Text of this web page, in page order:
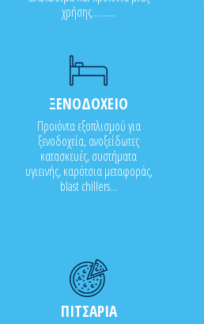
χρήσης..........
ΞΕΝΟΔΟΧΕΙΟ
Προϊόντα εξοπλισμού για
ξενοδοχεία, ανοξείδωτες
κατασκευές, συστήματα
υγιεινής, καρότσια μεταφοράς,
blast chillers...
ΠΙΤΣΑΡΙΑ